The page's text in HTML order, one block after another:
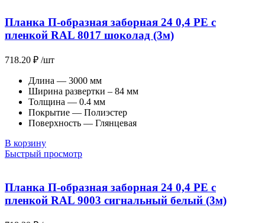
Планка П-образная заборная 24 0,4 PE с
пленкой RAL 8017 шоколад (3м)
718.20 ₽ /шт
Длина — 3000 мм
Ширина развертки – 84 мм
Толщина — 0.4 мм
Покрытие — Полиэстер
Поверхность — Глянцевая
В корзину
Быстрый просмотр
Планка П-образная заборная 24 0,4 PE с
пленкой RAL 9003 сигнальный белый (3м)